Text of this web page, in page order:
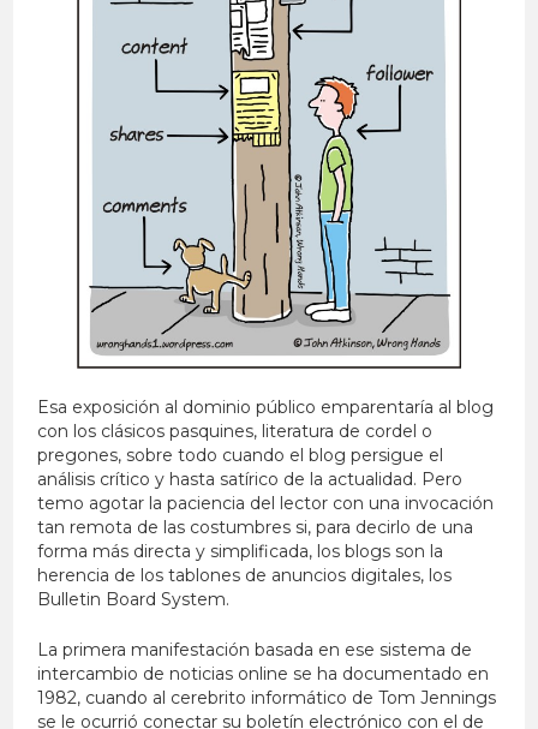
Esa exposición al dominio público emparentaría al blog
con los clásicos pasquines, literatura de cordel o
pregones, sobre todo cuando el blog persigue el
análisis crítico y hasta satírico de la actualidad. Pero
temo agotar la paciencia del lector con una invocación
tan remota de las costumbres si, para decirlo de una
forma más directa y simplificada, los blogs son la
herencia de los tablones de anuncios digitales, los
Bulletin Board System.
La primera manifestación basada en ese sistema de
intercambio de noticias online se ha documentado en
1982, cuando al cerebrito informático de Tom Jennings
se le ocurrió conectar su boletín electrónico con el de